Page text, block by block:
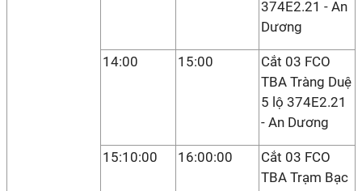
374E2.21 - An
Dương
14:00 15:00
Cắt 03 FCO
TBA Tràng Duệ
5 lộ 374E2.21
- An Dương
15:10:00 16:00:00
Cắt 03 FCO
TBA Trạm Bạc